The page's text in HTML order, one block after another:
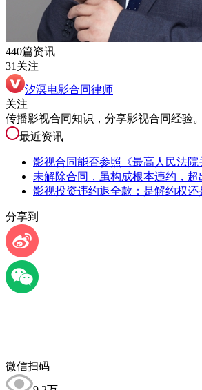
440篇资讯
31关注
汐溟电影合同律师
关注
传播影视合同知识，分享影视合同经验。
最近资讯
影视合同能否参照《最高人民法
未解除合同，虽构成根本违约，
影视投资违约退全款：是解约权还
分享到
微信扫码